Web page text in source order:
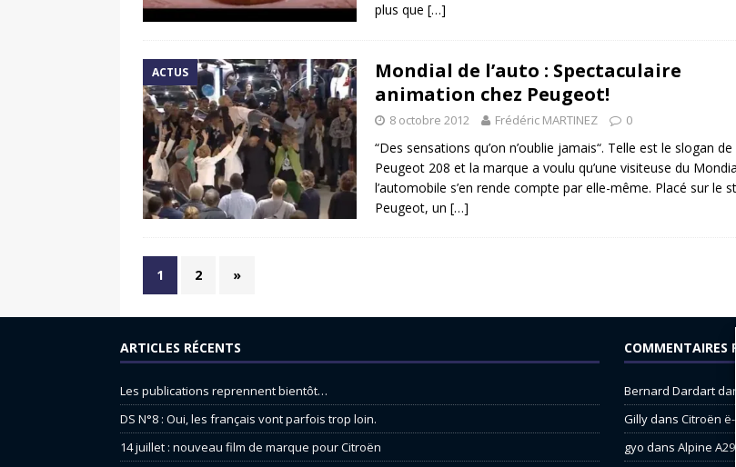
plus que […]
ACTUS
Mondial de l’auto : Spectaculaire
animation chez Peugeot!
8 octobre 2012 Frédéric MARTINEZ 0
“Des sensations qu’on n’oublie jamais“. Telle est le slogan de
Peugeot 208 et la marque a voulu qu’une visiteuse du
l’automobile s’en rende compte par elle-même. Placé sur le
Peugeot, un […]
1 2 »
ARTICLES RÉCENTS
Les publications reprennent bientôt…
DS N°8 : Oui, les français vont parfois trop loin.
14 juillet : nouveau film de marque pour Citroën
COMMENTAIRES
Bernard Dardart
Gillydans Citroën
gyo dans Alpine